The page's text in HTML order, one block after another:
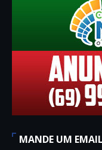
MANDE UM EMAIL